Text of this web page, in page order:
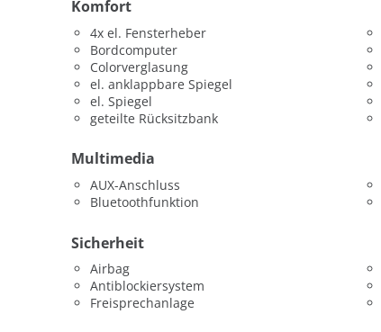
Komfort
4x el. Fensterheber
Bordcomputer
Colorverglasung
el. anklappbare Spiegel
el. Spiegel
geteilte Rücksitzbank
Multimedia
AUX-Anschluss
Bluetoothfunktion
Sicherheit
Airbag
Antiblockiersystem
Freisprechanlage